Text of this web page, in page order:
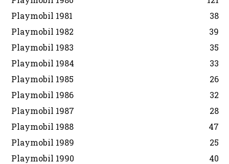
Playmobil 1981
38
Playmobil 1982
39
Playmobil 1983
35
Playmobil 1984
33
Playmobil 1985
26
Playmobil 1986
32
Playmobil 1987
28
Playmobil 1988
47
Playmobil 1989
25
Playmobil 1990
40